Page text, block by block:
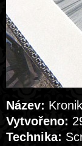
Název:
Vytvořeno:
Technika: